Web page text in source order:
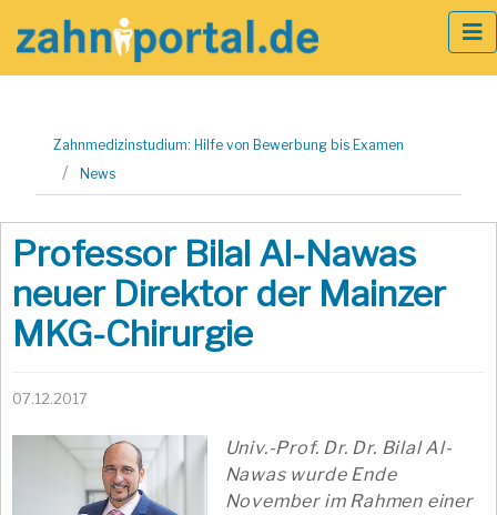
springen
Zahnmedizinstudium: Hilfe von Bewerbung bis Examen
News
Professor Bilal Al-Nawas
neuer Direktor der Mainzer
MKG-Chirurgie
07.12.2017
Univ.-Prof. Dr. Dr. Bilal Al-
Nawas wurde Ende
November im Rahmen einer